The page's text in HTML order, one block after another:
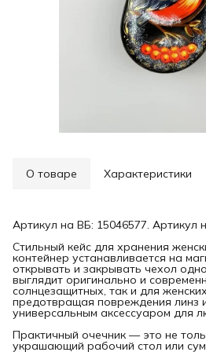
О товаре Характеристики
Артикул на ВБ: 15046577.
Стильный кейс для хранения
контейнер устанавливается на
открывать и закрывать чехол
выглядит оригинально и
солнцезащитных, так и для
предотвращая повреждения линз
универсальным аксессуаром для
Практичный очечник — это не
украшающий рабочий стол или